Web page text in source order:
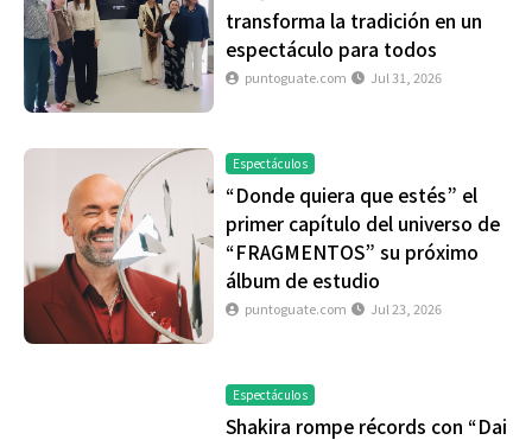
transforma la tradición en un
espectáculo para todos
puntoguate.com Jul 31, 2026
Espectáculos
“Donde quiera que estés” el
primer capítulo del universo de
“FRAGMENTOS” su próximo
álbum de estudio
puntoguate.com Jul 23, 2026
Espectáculos
Shakira rompe récords con “Dai